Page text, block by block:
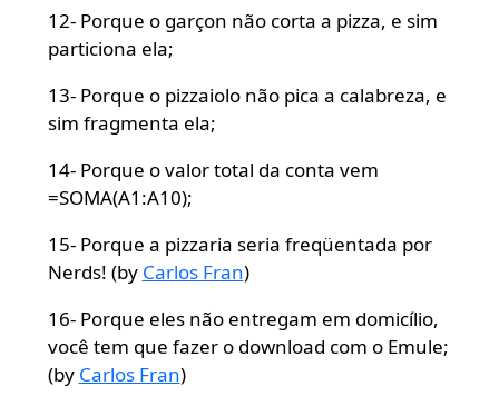
12- Porque o garçon não corta a pizza, e sim
particiona ela;
13- Porque o pizzaiolo não pica a calabreza, e
sim fragmenta ela;
14- Porque o valor total da conta vem
=SOMA(A1:A10);
15- Porque a pizzaria seria freqüentada por
Nerds! (by Carlos Fran)
16- Porque eles não entregam em domicílio,
você tem que fazer o download com o Emule;
(by Carlos Fran)